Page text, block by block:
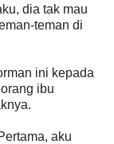
dia tak mau
teman di
ini kepada
ibu
aku